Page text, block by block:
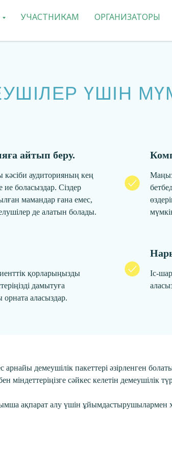
УЧАСТНИКАМ ОРГАНИЗАТОРЫ
ҮШІН
айтып беру.
кәсіби аудиторияның кең
боласыздар. Сіздер
мамандар ғана емес,
де алатын болады.
қорларыңызды
дамытуға
орната аласыздар.
Іс-
демеушілік пакеттері әзірленген
сәйкес келетін демеушілік
ақпарат алу үшін